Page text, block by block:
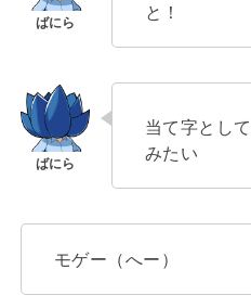
と！
当て字として
みたい
モゲー（へー）